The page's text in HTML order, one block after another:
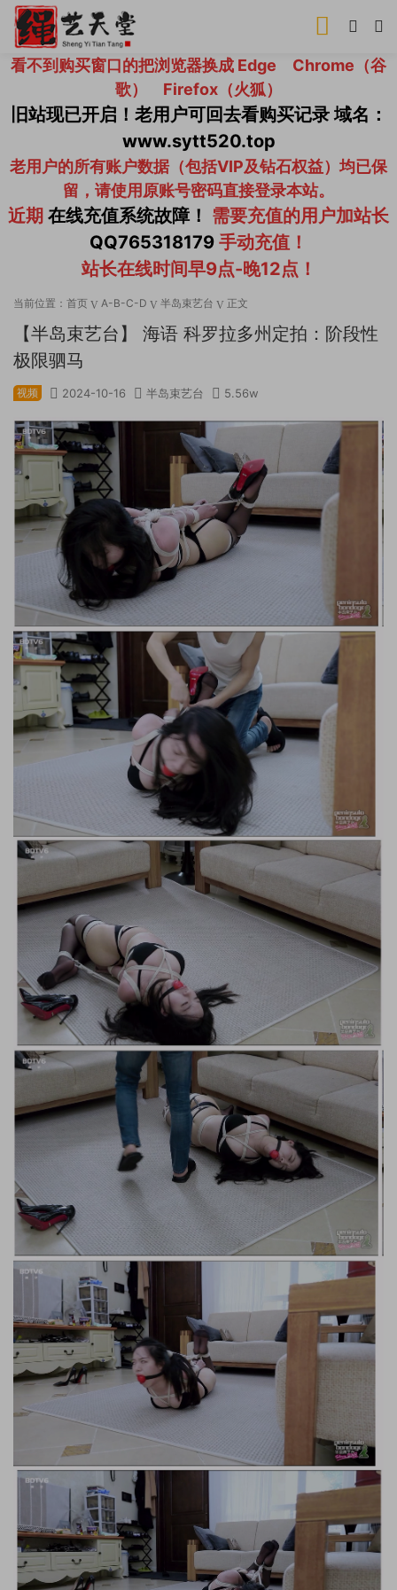
看不到购买窗口的把浏览器换成 Edge Chrome（谷
歌） Firefox（火狐）
旧站现已开启！老用户可回去看购买记录 域名：
www.sytt520.top
老用户的所有账户数据（包括VIP及钻石权益）均已保
留，请使用原账号密码直接登录本站。
近期 在线充值系统故障！ 需要充值的用户加站长
QQ765318179 手动充值！
站长在线时间早9点-晚12点！
当前位置： 首页 A-B-C-D 半岛束艺台 正文
【半岛束艺台】 海语 科罗拉多州定拍：阶段性
极限驷马
视频 2024-10-16 半岛束艺台 5.56w